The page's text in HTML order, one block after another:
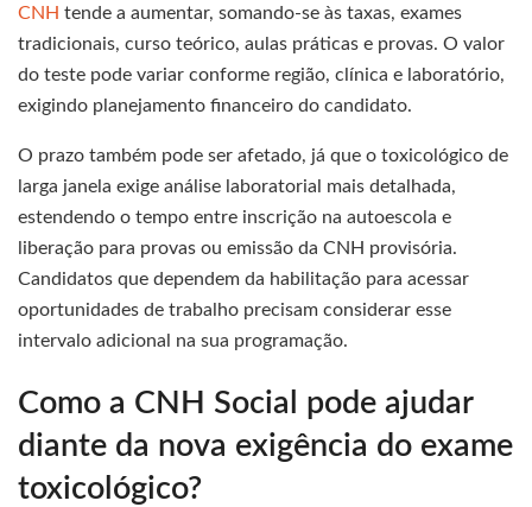
CNH tende a aumentar, somando-se às taxas, exames
tradicionais, curso teórico, aulas práticas e provas. O valor
do teste pode variar conforme região, clínica e laboratório,
exigindo planejamento financeiro do candidato.
O prazo também pode ser afetado, já que o toxicológico de
larga janela exige análise laboratorial mais detalhada,
estendendo o tempo entre inscrição na autoescola e
liberação para provas ou emissão da CNH provisória.
Candidatos que dependem da habilitação para acessar
oportunidades de trabalho precisam considerar esse
intervalo adicional na sua programação.
Como a CNH Social pode ajudar
diante da nova exigência do exame
toxicológico?